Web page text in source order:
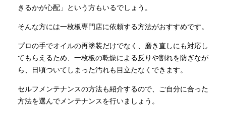
きるかが心配」という方もいるでしょう。
そんな方には一枚板専門店に依頼する方法がおすすめです。
プロの手でオイルの再塗装だけでなく、磨き直しにも対応し
てもらえるため、一枚板の乾燥による反りや割れを防ぎなが
ら、日頃ついてしまった汚れも目立たなくできます。
セルフメンテナンスの方法も紹介するので、ご自分に合った
方法を選んでメンテナンスを行いましょう。